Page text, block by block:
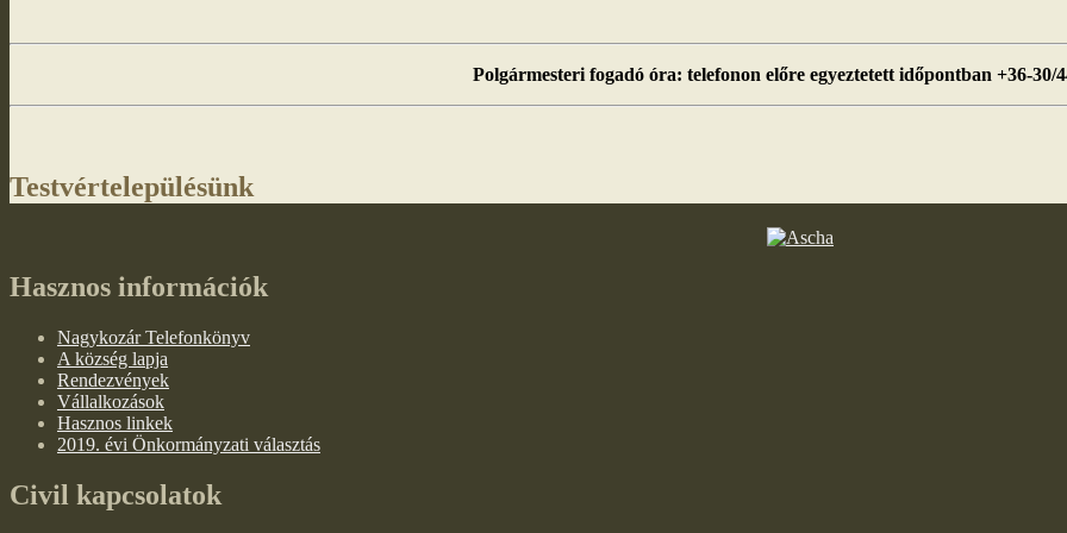
Polgármesteri fogadó óra: telefonon előre egyeztetett időpontban +36-30/
Testvértelepülésünk
Hasznos információk
Nagykozár Telefonkönyv
A község lapja
Rendezvények
Vállalkozások
Hasznos linkek
2019. évi Önkormányzati választás
Civil kapcsolatok